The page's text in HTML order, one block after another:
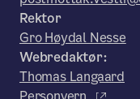
Rektor
Gro Høydal Nesse
Webredaktør:
Thomas Langaard